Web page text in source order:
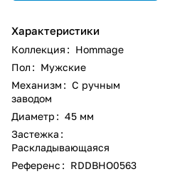
Характеристики
Коллекция : Hommage
Пол : Мужские
Механизм : С ручным
заводом
Диаметр : 45 мм
Застежка :
Раскладывающаяся
Референс : RDDBHO0563